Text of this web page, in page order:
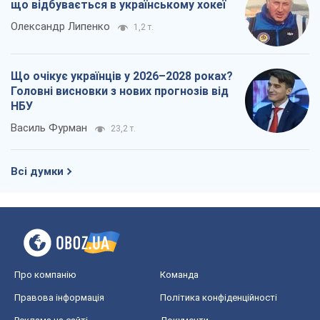
що відбувається в українському хокеї
Олександр Липенко 1,2 т.
Що очікує українців у 2026–2028 роках?
Головні висновки з нових прогнозів від
НБУ
Василь Фурман 23,2 т.
Всі думки
Про компанію Команда
Правова інформація Політика конфіденційності